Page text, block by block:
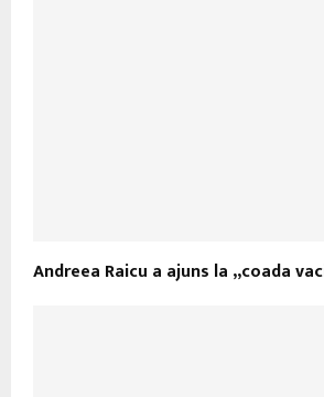
Andreea Raicu a ajuns la „coada